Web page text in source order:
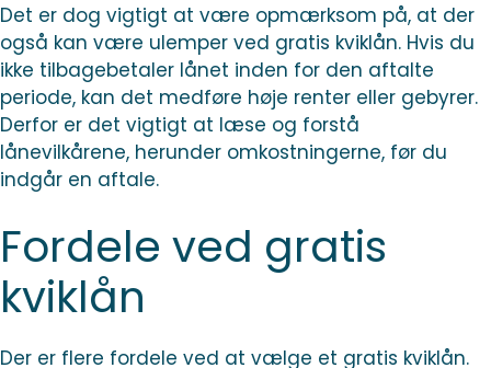
Det er dog vigtigt at være opmærksom på, at der
også kan være ulemper ved gratis kviklån. Hvis du
ikke tilbagebetaler lånet inden for den aftalte
periode, kan det medføre høje renter eller gebyrer.
Derfor er det vigtigt at læse og forstå
lånevilkårene, herunder omkostningerne, før du
indgår en aftale.
Fordele ved gratis
kviklån
Der er flere fordele ved at vælge et gratis kviklån.